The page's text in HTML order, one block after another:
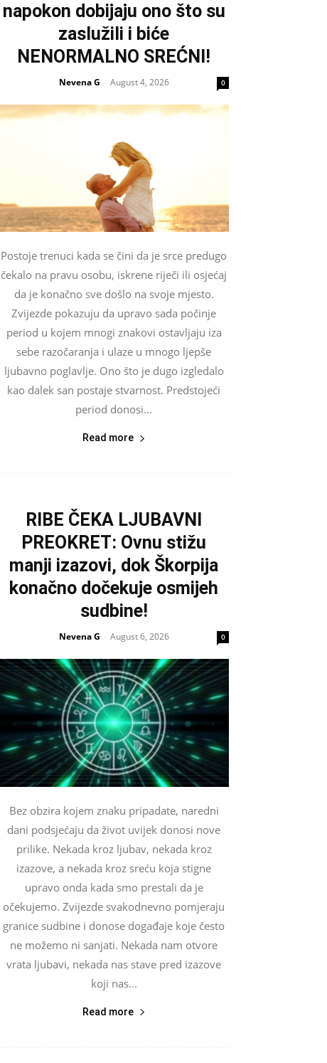
napokon dobijaju ono što su
zaslužili i biće
NENORMALNO SREĆNI!
Nevena G - August 4, 2026 0
Postoje trenuci kada se čini da je srce predugo
čekalo na pravu osobu, iskrene riječi ili osjećaj
da je konačno sve došlo na svoje mjesto.
Zvijezde pokazuju da upravo sada počinje
period u kojem mnogi znakovi ostavljaju iza
sebe razočaranja i ulaze u mnogo ljepše
ljubavno poglavlje. Ono što je dugo izgledalo
kao dalek san postaje stvarnost. Predstojeći
period donosi...
Read more
RIBE ČEKA LJUBAVNI
PREOKRET: Ovnu stižu
manji izazovi, dok Škorpija
konačno dočekuje osmijeh
sudbine!
Nevena G - August 6, 2026 0
Bez obzira kojem znaku pripadate, naredni
dani podsjećaju da život uvijek donosi nove
prilike. Nekada kroz ljubav, nekada kroz
izazove, a nekada kroz sreću koja stigne
upravo onda kada smo prestali da je
očekujemo. Zvijezde svakodnevno pomjeraju
granice sudbine i donose događaje koje često
ne možemo ni sanjati. Nekada nam otvore
vrata ljubavi, nekada nas stave pred izazove
koji nas...
Read more